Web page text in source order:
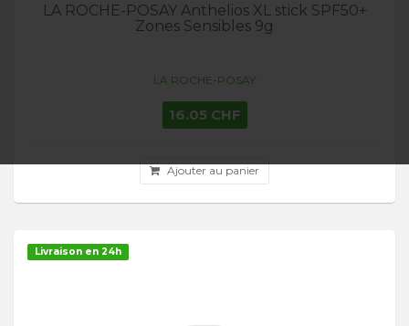
LA ROCHE-POSAY Anthelios XL stick SPF50+
Zones Sensibles 9g
LA ROCHE-POSAY
16.05 CHF
Ajouter au panier
Livraison en 24h